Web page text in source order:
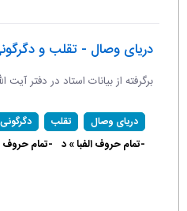
دریای وصال - تقلب و
برگرفته از بیانات استاد در دفتر آیت
دریای وصال تقلب دگرگونی
-تمام حروف الفبا » د -تمام حروف